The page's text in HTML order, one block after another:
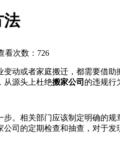
法
次数： 726
动或者家庭搬迁，都需要借
从源头上杜绝搬家公司 的违规行
。相关部门应该制定明确的
司的定期检查和抽查，对于